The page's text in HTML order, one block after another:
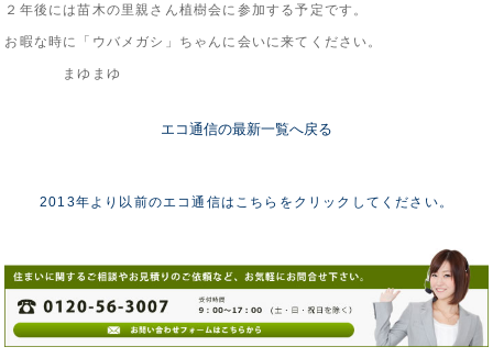
２年後には苗木の里親さん植樹会に参加する予定です。
お暇な時に「ウバメガシ」ちゃんに会いに来てください。
まゆまゆ
エコ通信の最新一覧へ戻る
2013年より以前のエコ通信はこちらをクリックしてください。